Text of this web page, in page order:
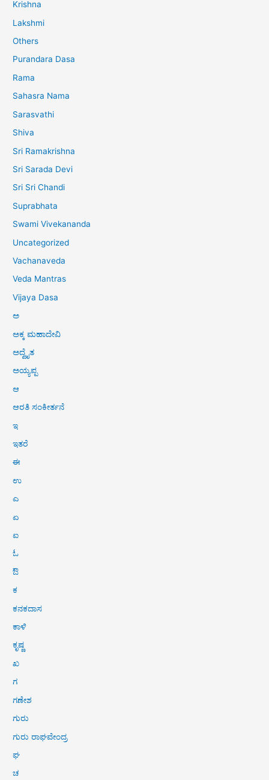
Krishna
Lakshmi
Others
Purandara Dasa
Rama
Sahasra Nama
Sarasvathi
Shiva
Sri Ramakrishna
Sri Sarada Devi
Sri Sri Chandi
Suprabhata
Swami Vivekananda
Uncategorized
Vachanaveda
Veda Mantras
Vijaya Dasa
ಅ
ಅಕ್ಕ ಮಹಾದೇವಿ
ಅದ್ವೈತ
ಅಯ್ಯಪ್ಪ
ಆ
ಆರತಿ ಸಂಕೀರ್ತನೆ
ಇ
ಇತರೆ
ಈ
ಉ
ಎ
ಏ
ಐ
ಓ
ಔ
ಕ
ಕನಕದಾಸ
ಕಾಳಿ
ಕೃಷ್ಣ
ಖ
ಗ
ಗಣೇಶ
ಗುರು
ಗುರು ರಾಘವೇಂದ್ರ
ಘ
ಚ